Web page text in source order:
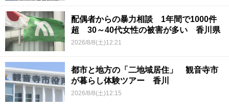
配偶者からの暴力相談 1年間で1000件
超 30～40代女性の被害が多い 香川県
2026/8/8(土)12:21
都市と地方の「二地域居住」 観音寺市
が暮らし体験ツアー 香川
2026/8/8(土)12:15